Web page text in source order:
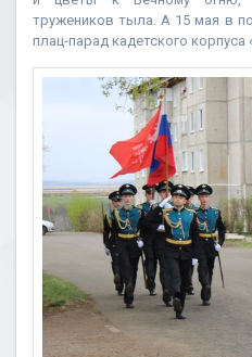
тружеников тыла. А 15 мая в
плац-парад кадетского